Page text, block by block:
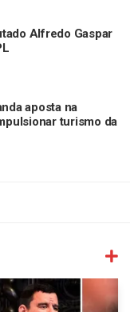
Alfredo Gaspar
aposta na
turismo da